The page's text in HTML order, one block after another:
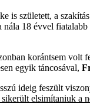
is született, a
18 évvel
korántsem volt
egyik táncosával,
ideig feszült
elsimítaniuk a